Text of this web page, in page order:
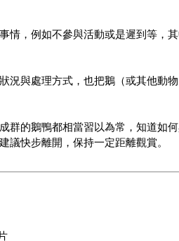
情，例如不參與活動或是遲到等，
況與處理方式，也把鵝（或其他動
群的鵝鴨都相當習以為常，知道如
議快步離開，保持一定距離觀賞。